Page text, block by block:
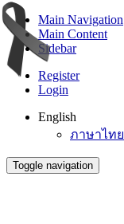
Main Navigation
Main Content
Sidebar
Register
Login
English
ภาษาไทย
Toggle navigation